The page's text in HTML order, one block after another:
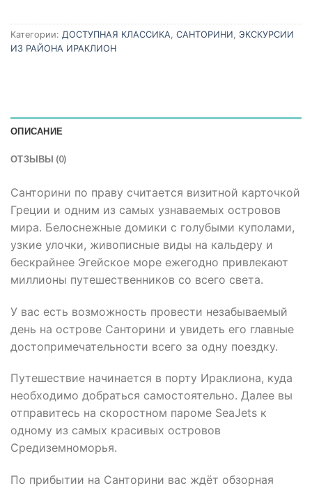
Категории: ДОСТУПНАЯ КЛАССИКА, САНТОРИНИ, ЭКСКУРСИИ
ИЗ РАЙОНА ИРАКЛИОН
ОПИСАНИЕ
ОТЗЫВЫ (0)
Санторини по праву считается визитной карточкой
Греции и одним из самых узнаваемых островов
мира. Белоснежные домики с голубыми куполами,
узкие улочки, живописные виды на кальдеру и
бескрайнее Эгейское море ежегодно привлекают
миллионы путешественников со всего света.
У вас есть возможность провести незабываемый
день на острове Санторини и увидеть его главные
достопримечательности всего за одну поездку.
Путешествие начинается в порту Ираклиона, куда
необходимо добраться самостоятельно. Далее вы
отправитесь на скоростном пароме SeaJets к
одному из самых красивых островов
Средиземноморья.
По прибытии на Санторини вас ждёт обзорная